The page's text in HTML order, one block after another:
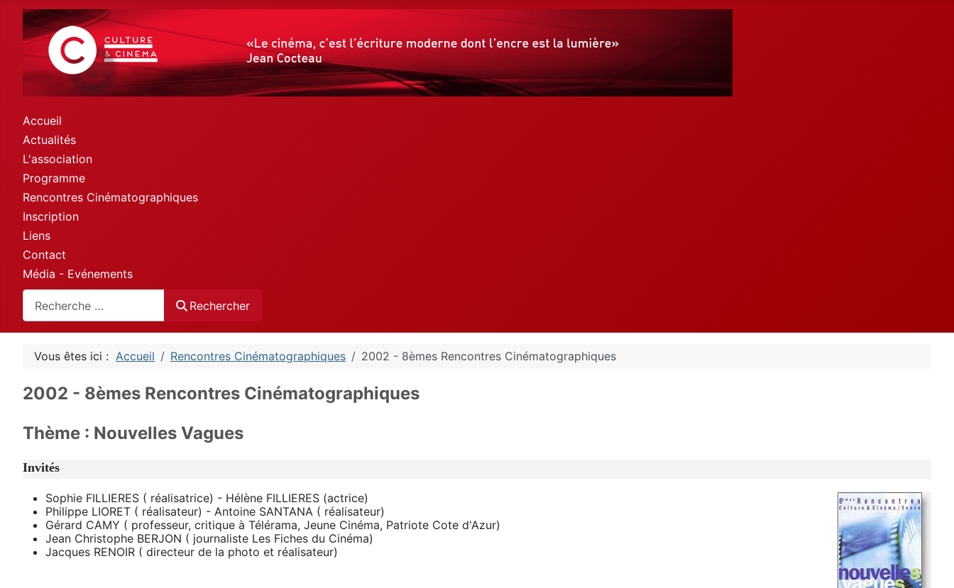
Accueil
Actualités
L'association
Programme
Rencontres Cinématographiques
Inscription
Liens
Contact
Média - Evénements
Rechercher
Vous êtes ici : Accueil Rencontres Cinématographiques 2002 - 8èmes Rencontres Cinématographiques
2002 - 8èmes Rencontres Cinématographiques
Thème : Nouvelles Vagues
Invités
Sophie FILLIERES ( réalisatrice) - Hélène FILLIERES (actrice)
Philippe LIORET ( réalisateur) - Antoine SANTANA ( réalisateur)
Gérard CAMY ( professeur, critique à Télérama, Jeune Cinéma, Patriote Cote d'Azur)
Jean Christophe BERJON ( journaliste Les Fiches du Cinéma)
Jacques RENOIR ( directeur de la photo et réalisateur)